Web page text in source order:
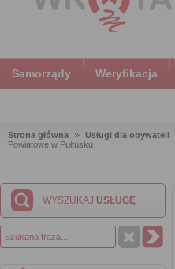
Samorządy Weryfikacja
Strona główna Usługi dla obywateli
Powiatowe w Pułtusku
WYSZUKAJ USŁUGĘ